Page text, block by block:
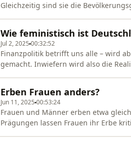
Gleichzeitig sind sie die
diesen Frauen langfr
Wie feministisch ist
Jul 2, 2025 00:32:52
Finanzpolitik betrifft uns alle – wird
gemacht. Inwiefern wird also die
Sprecherin der Grünen im
Erben Frauen anders?
Jun 11, 2025 00:53:24
Frauen und Männer erben etwa
Prägungen lassen Frauen ihr Erbe